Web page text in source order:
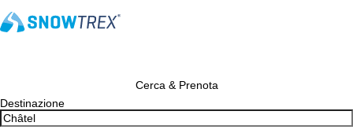
Cerca & Prenota
Destinazione